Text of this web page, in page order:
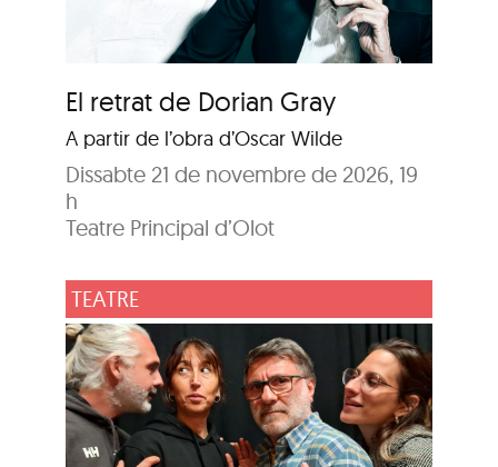
El retrat de Dorian Gray
A partir de l’obra d’Oscar Wilde
Dissabte 21 de novembre de 2026, 19
h
Teatre Principal d’Olot
TEATRE